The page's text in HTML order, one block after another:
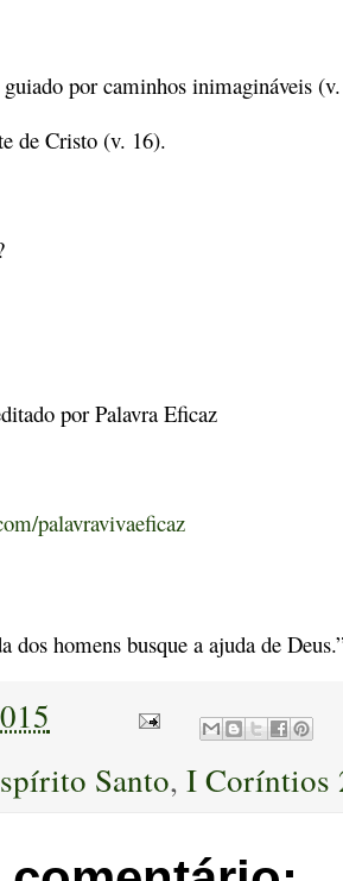
por caminhos inimagináveis
de Cristo (v. 16).
por Palavra Eficaz
palavravivaeficaz
dos homens busque a ajuda de
Santo, I Coríntios